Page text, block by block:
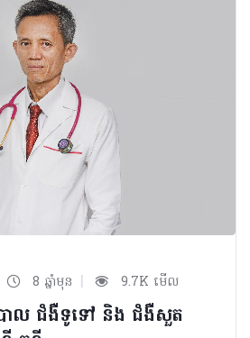
8 ឆ្នាំមុន | 9.7K មើល
បាល ជំងឺទូទៅ និង ជំងឺសួត​